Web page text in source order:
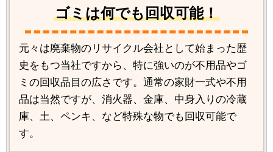
ゴミは何でも回収可能！
元々は廃棄物のリサイクル会社として始まった歴
史をもつ当社ですから、特に強いのが不用品やゴ
ミの回収品目の広さです。通常の家財一式や不用
品は当然ですが、消火器、金庫、中身入りの冷蔵
庫、土、ペンキ、など特殊な物でも回収可能で
す。